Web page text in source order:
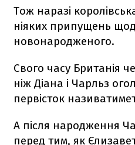
Тож наразі
ніяких припущень
новонародженого.
Свого часу Британія
ніж Діана і Чарльз
первісток
А після народження
перед тим, як